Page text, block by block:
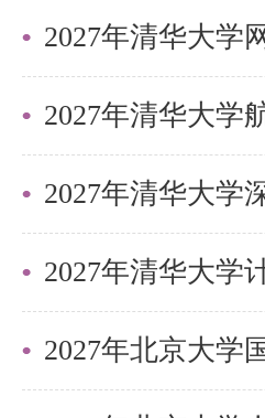
2027年清华大学
2027年北京大学